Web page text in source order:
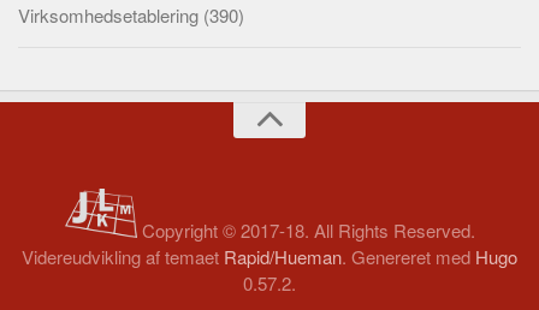
Virksomhedsetablering (390)
Copyright © 2017-18. All Rights Reserved.
Videreudvikling af temaet Rapid/Hueman. Genereret med Hugo
0.57.2.